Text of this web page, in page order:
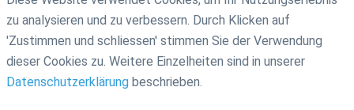
zu analysieren und zu verbessern. Durch Klicken auf
'Zustimmen und schliessen' stimmen Sie der Verwendung
dieser Cookies zu. Weitere Einzelheiten sind in unserer
Datenschutzerklärung beschrieben.